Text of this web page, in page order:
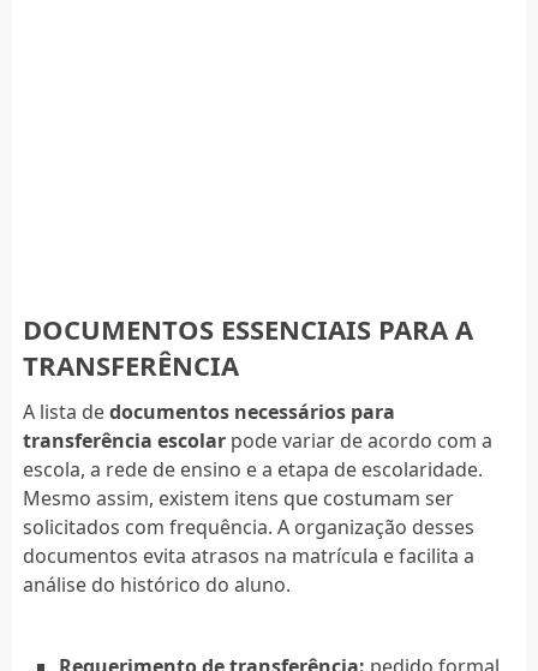
DOCUMENTOS ESSENCIAIS PARA A
TRANSFERÊNCIA
A lista dedocumentos necessários para
transferência escolarpode variar de acordo com a
escola, a rede de ensino e a etapa de escolaridade.
Mesmo assim, existem itens que costumam ser
solicitados com frequência. A organização desses
documentos evita atrasos na matrícula e facilita a
análise do histórico do aluno.
Requerimento de transferência: pedido formal